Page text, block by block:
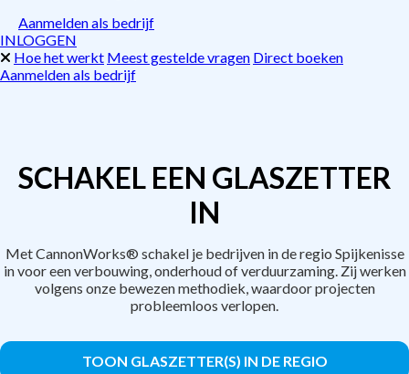
Aanmelden als bedrijf
INLOGGEN
Hoe het werkt Meest gestelde vragen Direct boeken
Aanmelden als bedrijf
SCHAKEL EEN GLASZETTER
IN
Met CannonWorks® schakel je bedrijven in de regio Spijkenisse
in voor een verbouwing, onderhoud of verduurzaming. Zij werken
volgens onze bewezen methodiek, waardoor projecten
probleemloos verlopen.
TOON GLASZETTER(S) IN DE REGIO